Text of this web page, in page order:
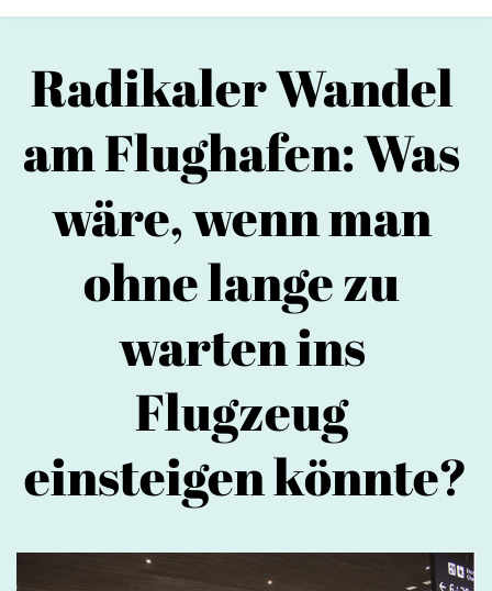
Radikaler Wandel
am Flughafen: Was
wäre, wenn man
ohne lange zu
warten ins
Flugzeug
einsteigen könnte?